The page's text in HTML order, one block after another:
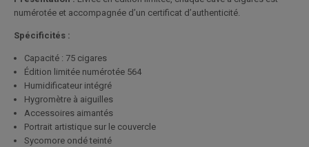
numérotée et accompagnée d’un certificat d’authenticité.
Spécificités :
Capacité : 75 cigares
Édition limitée numérotée 564
Humidificateur intégré
Hygromètre à aiguilles
Accessoires aimantés
Portrait artistique sur le couvercle
Sycomore ondé teinté